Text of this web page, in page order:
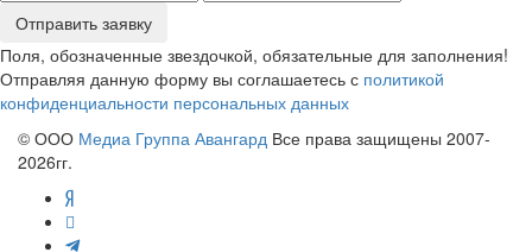
Отправить заявку
Поля, обозначенные звездочкой, обязательные для заполнения!
Отправляя данную форму вы соглашаетесь с политикой
конфиденциальности персональных данных
© ООО Медиа Группа Авангард Все права защищены 2007-
2026гг.